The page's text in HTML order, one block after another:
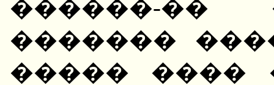
������-��
�������
����� ����